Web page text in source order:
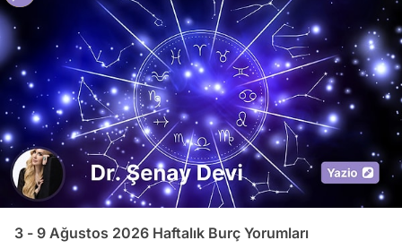
3 - 9 Ağustos 2026 Haftalık Burç Yorumları